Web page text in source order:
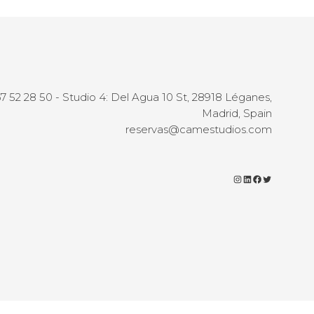
52 28 50 - Studio 4: Del Agua 10 St, 28918 Léganes,
Madrid, Spain
reservas@camestudios.com
Instagram
LinkedIn
Facebook